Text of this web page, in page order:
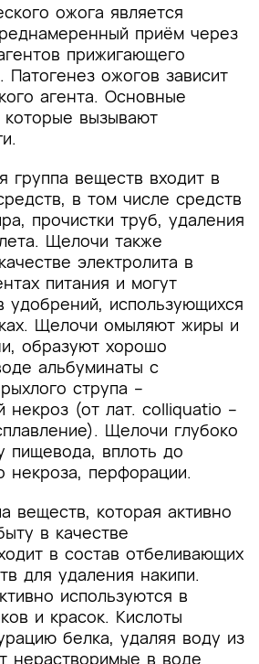
ожога является
приём через
прижигающего
Патогенез ожогов зависит
агента. Основные
вызывают
группа веществ входит в
в том числе средств
прочистки труб, удаления
Щелочи также
электролита в
питания и могут
удобрений, использующихся
Щелочи омыляют жиры и
образуют хорошо
альбуминаты с
струпа –
некроз (от лат. colliquatio –
Щелочи глубоко
пищевода, вплоть до
некроза, перфорации.
веществ, которая активно
в качестве
в состав отбеливающих
для удаления накипи.
используются в
и красок. Кислоты
белка, удаляя воду из
нерастворимые в воде